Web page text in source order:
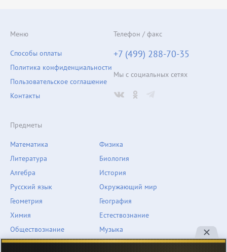
Предметы
Математика
Литература
Алгебра
Русский язык
Геометрия
Химия
Физика
Биология
История
Окружающий мир
География
Естествознание
Обществознание
Английский язык
Музыка
ОБЖ
Меню
Способы оплаты
Политика конфиденциальности
Пользовательское соглашение
Контакты
Телефон / факс
+7 (499) 288-70-35
Мы с социальных сетях